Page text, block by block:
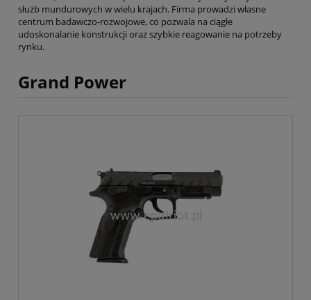
służb mundurowych w wielu krajach. Firma prowadzi własne
centrum badawczo-rozwojowe, co pozwala na ciągłe
udoskonalanie konstrukcji oraz szybkie reagowanie na potrzeby
rynku.
Grand Power